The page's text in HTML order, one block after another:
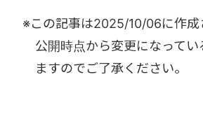
※この記事は2025/10/06に作成
公開時点から変更になってい
ますのでご了承ください。